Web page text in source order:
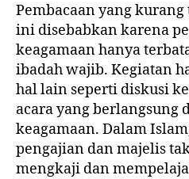
Pembacaan yang
ini disebabkan karena
keagamaan hanya
ibadah wajib. Kegiatan
hal lain seperti diskusi
acara yang berlangsung
keagamaan. Dalam
pengajian dan majelis
mengkaji dan